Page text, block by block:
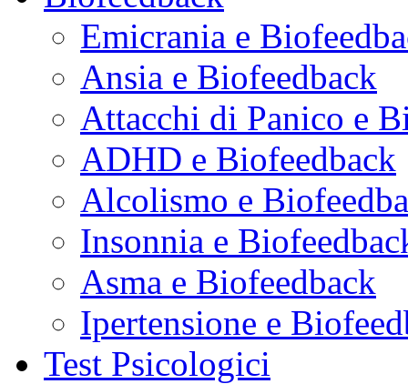
Emicrania e
Ansia e Biofeedback
Attacchi di Panico e
ADHD e Biofeedback
Alcolismo e
Insonnia e
Asma e Biofeedback
Ipertensione e
Test Psicologici